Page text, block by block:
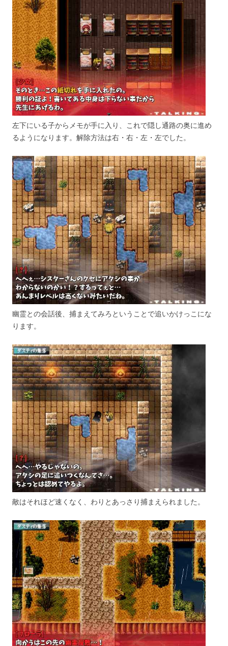
左下にいる子からメモが手に入り、これで隠し通路の奥に進め
るようになります。解除方法は右・右・左・左でした。
幽霊との会話後、捕まえてみろということで追いかけっこにな
ります。
敵はそれほど速くなく、わりとあっさり捕まえられました。